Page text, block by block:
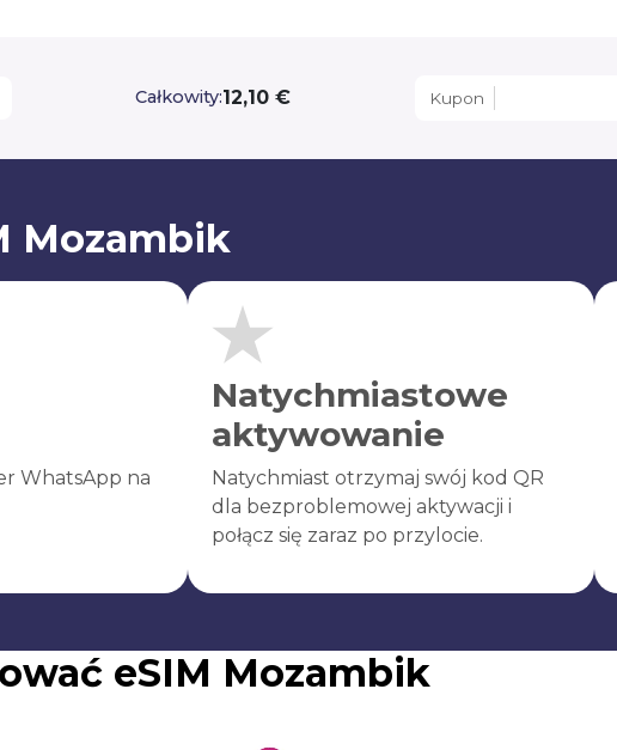
Całkowity:12,10 € Kupon
Mozambik
WhatsApp na
Natychmiastowe
aktywowanie
Natychmiast otrzymaj swój kod QR
dla bezproblemowej aktywacji i
połącz się zaraz po przylocie.
eSIM Mozambik